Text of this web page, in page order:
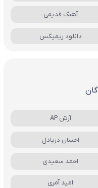
آهنگ قدیمی
دانلود ریمیکس
آرش AP
احسان دریادل
احمد سعیدی
امید آمری